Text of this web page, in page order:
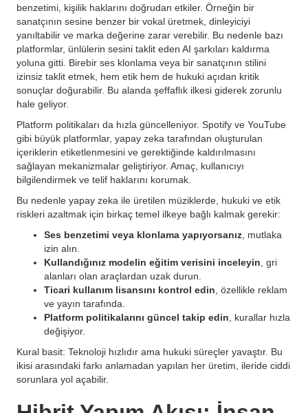
benzetimi, kişilik haklarını doğrudan etkiler. Örneğin bir
sanatçının sesine benzer bir vokal üretmek, dinleyiciyi
yanıltabilir ve marka değerine zarar verebilir. Bu nedenle bazı
platformlar, ünlülerin sesini taklit eden AI şarkıları kaldırma
yoluna gitti. Birebir ses klonlama veya bir sanatçının stilini
izinsiz taklit etmek, hem etik hem de hukuki açıdan kritik
sonuçlar doğurabilir. Bu alanda şeffaflık ilkesi giderek zorunlu
hale geliyor.
Platform politikaları da hızla güncelleniyor. Spotify ve YouTube
gibi büyük platformlar, yapay zeka tarafından oluşturulan
içeriklerin etiketlenmesini ve gerektiğinde kaldırılmasını
sağlayan mekanizmalar geliştiriyor. Amaç, kullanıcıyı
bilgilendirmek ve telif haklarını korumak.
Bu nedenle yapay zeka ile üretilen müziklerde, hukuki ve etik
riskleri azaltmak için birkaç temel ilkeye bağlı kalmak gerekir:
Ses benzetimi veya klonlama yapıyorsanız , mutlaka
izin alın.
Kullandığınız modelin eğitim verisini inceleyin , gri
alanları olan araçlardan uzak durun.
Ticari kullanım lisansını kontrol edin , özellikle reklam
ve yayın tarafında.
Platform politikalarını güncel takip edin , kurallar hızla
değişiyor.
Kural basit: Teknoloji hızlıdır ama hukuki süreçler yavaştır. Bu
ikisi arasındaki farkı anlamadan yapılan her üretim, ileride ciddi
sorunlara yol açabilir.